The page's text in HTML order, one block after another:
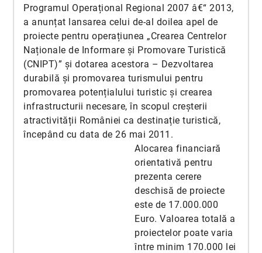
Programul Operațional Regional 2007 â€“ 2013,
a anunțat lansarea celui de-al doilea apel de
proiecte pentru operațiunea „Crearea Centrelor
Naționale de Informare și Promovare Turistică
(CNIPT)” și dotarea acestora – Dezvoltarea
durabilă și promovarea turismului pentru
promovarea potențialului turistic și crearea
infrastructurii necesare, în scopul creșterii
atractivității României ca destinație turistică,
începând cu data de 26 mai 2011.
Alocarea financiară
orientativă pentru
prezenta cerere
deschisă de proiecte
este de 17.000.000
Euro. Valoarea totală a
proiectelor poate varia
între minim 170.000 lei